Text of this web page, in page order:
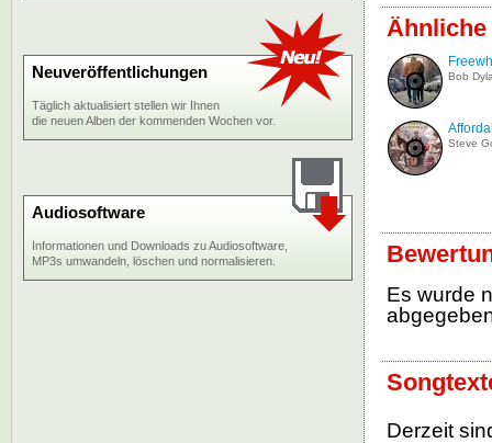
Ähnliche
Bob
Steve
Es wurde
Derzeit
Neuveröffentlichungen
Täglich aktualisiert stellen wir Ihnen
die neuen Alben der kommenden Wochen vor.
Audiosoftware
Informationen und Downloads zu Audiosoftware,
MP3s umwandeln, löschen und normalisieren.